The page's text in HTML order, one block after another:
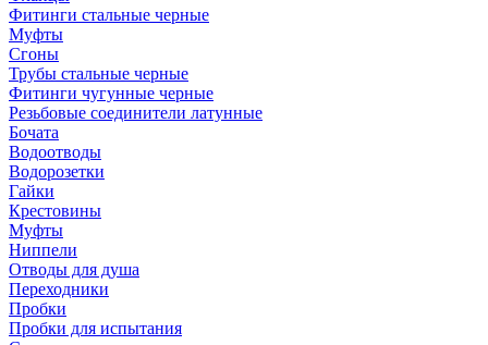
Фитинги стальные черные
Муфты
Сгоны
Трубы стальные черные
Фитинги чугунные черные
Резьбовые соединители латунные
Бочата
Водоотводы
Водорозетки
Гайки
Крестовины
Муфты
Ниппели
Отводы для душа
Переходники
Пробки
Пробки для испытания